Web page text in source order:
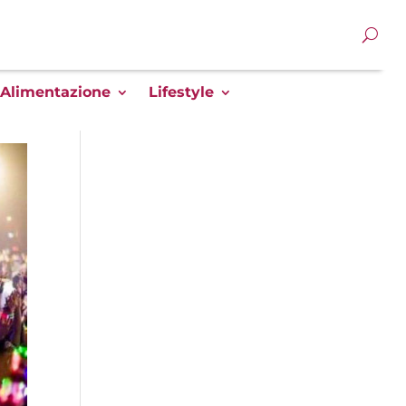
Alimentazione Lifestyle